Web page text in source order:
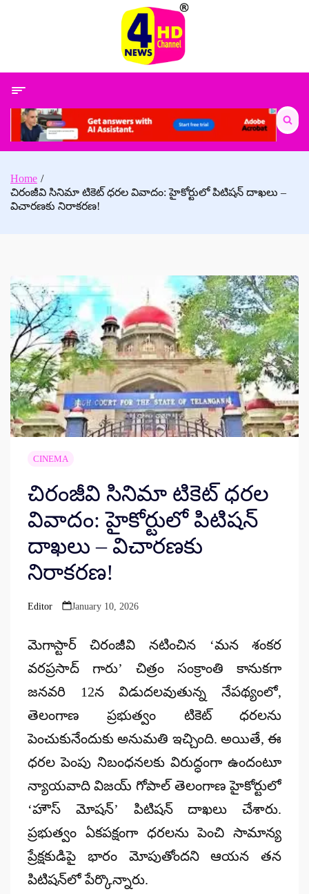
Search
for:
Home
చిరంజీవి సినిమా టికెట్ ధరల వివాదం: హైకోర్టులో పిటిషన్ దాఖలు –
విచారణకు నిరాకరణ!
CINEMA
చిరంజీవి సినిమా టికెట్ ధరల
వివాదం: హైకోర్టులో పిటిషన్
దాఖలు – విచారణకు
నిరాకరణ!
Posted
Editor January 10, 2026
మెగాస్టార్ చిరంజీవి నటించిన
‘మన శంకర
వరప్రసాద్‌ గారు’ చిత్రం సంక్రాంతి కానుకగా
జనవరి 12న విడుదలవుతున్న నేపథ్యంలో,
తెలంగాణ ప్రభుత్వం టికెట్ ధరలను
పెంచుకునేందుకు అనుమతి ఇచ్చింది. అయితే, ఈ
ధరల పెంపు నిబంధనలకు విరుద్ధంగా ఉందంటూ
న్యాయవాది విజయ్ గోపాల్ తెలంగాణ హైకోర్టులో
‘హౌస్ మోషన్’ పిటిషన్ దాఖలు చేశారు.
ప్రభుత్వం ఏకపక్షంగా ధరలను పెంచి సామాన్య
ప్రేక్షకుడిపై భారం మోపుతోందని ఆయన తన
పిటిషన్‌లో పేర్కొన్నారు.